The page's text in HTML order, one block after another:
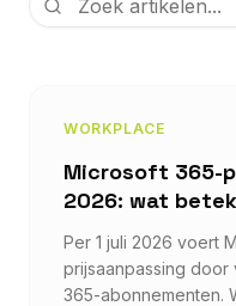
WORKPLACE
Microsoft 365-
2026: wat
Per 1 juli 2026 voert
prijsaanpassing
365-abonnementen.